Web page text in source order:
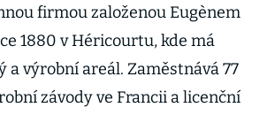
firmou založenou Eugènem
1880 v Héricourtu, kde má
a výrobní areál. Zaměstnává 77
závody ve Francii a licenční